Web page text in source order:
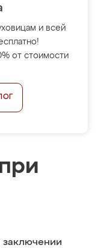
и всей
от стоимости
заключении